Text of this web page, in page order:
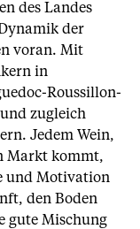
des Landes
der
voran. Mit
in
Roussillon-
zugleich
Jedem Wein,
Markt kommt,
und Motivation
den Boden
gute Mischung